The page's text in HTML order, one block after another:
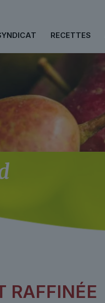
RECETTES
RAFFINÉE